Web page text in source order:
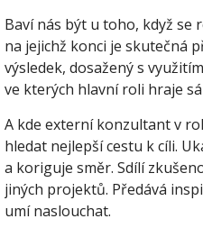
Baví nás být u toho, když se
na jejichž konci je skutečná
výsledek, dosažený s
ve kterých hlavní roli hraje
A kde externí konzultant v
hledat nejlepší cestu k cíli.
a koriguje směr. Sdílí
jiných projektů. Předává
umí naslouchat.